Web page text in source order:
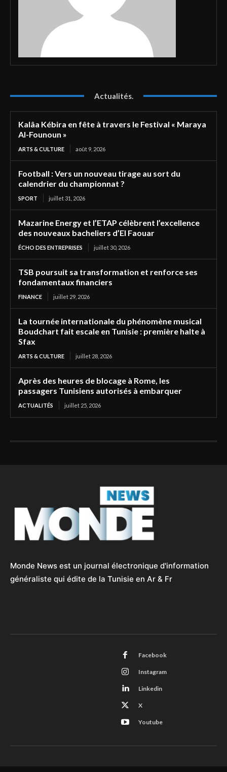
Actualités.
Kalâa Kébira en fête à travers le Festival « Maraya
Al-Founoun »
ARTS & CULTURE août 9, 2026
Football : Vers un nouveau tirage au sort du
calendrier du championnat ?
SPORT juillet 31, 2026
Mazarine Energy et l’ETAP célèbrent l’excellence
des nouveaux bacheliers d’El Faouar
ÉCHO DES ENTREPRISES juillet 30, 2026
TSB poursuit sa transformation et renforce ses
fondamentaux financiers
FINANCE juillet 29, 2026
La tournée internationale du phénomène musical
Boudchart fait escale en Tunisie : première halte à
Sfax
ARTS & CULTURE juillet 28, 2026
Après des heures de blocage à Rome, les
passagers Tunisiens autorisés à embarquer
ACTUALITÉS juillet 25, 2026
Monde News est un journal électronique d'information
généraliste qui édite de la Tunisie en Ar & Fr
Facebook
Instagram
Linkedin
X
Youtube